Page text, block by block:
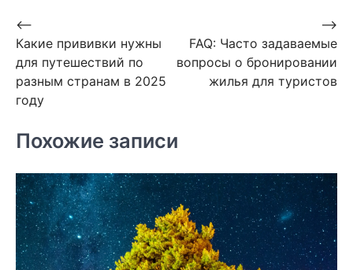
Навигация
по
записям
⟵
Какие прививки нужны
для путешествий по
разным странам в 2025
году
FAQ: Часто задаваемые
вопросы о бронировании
жилья для туристов
⟶
Похожие записи